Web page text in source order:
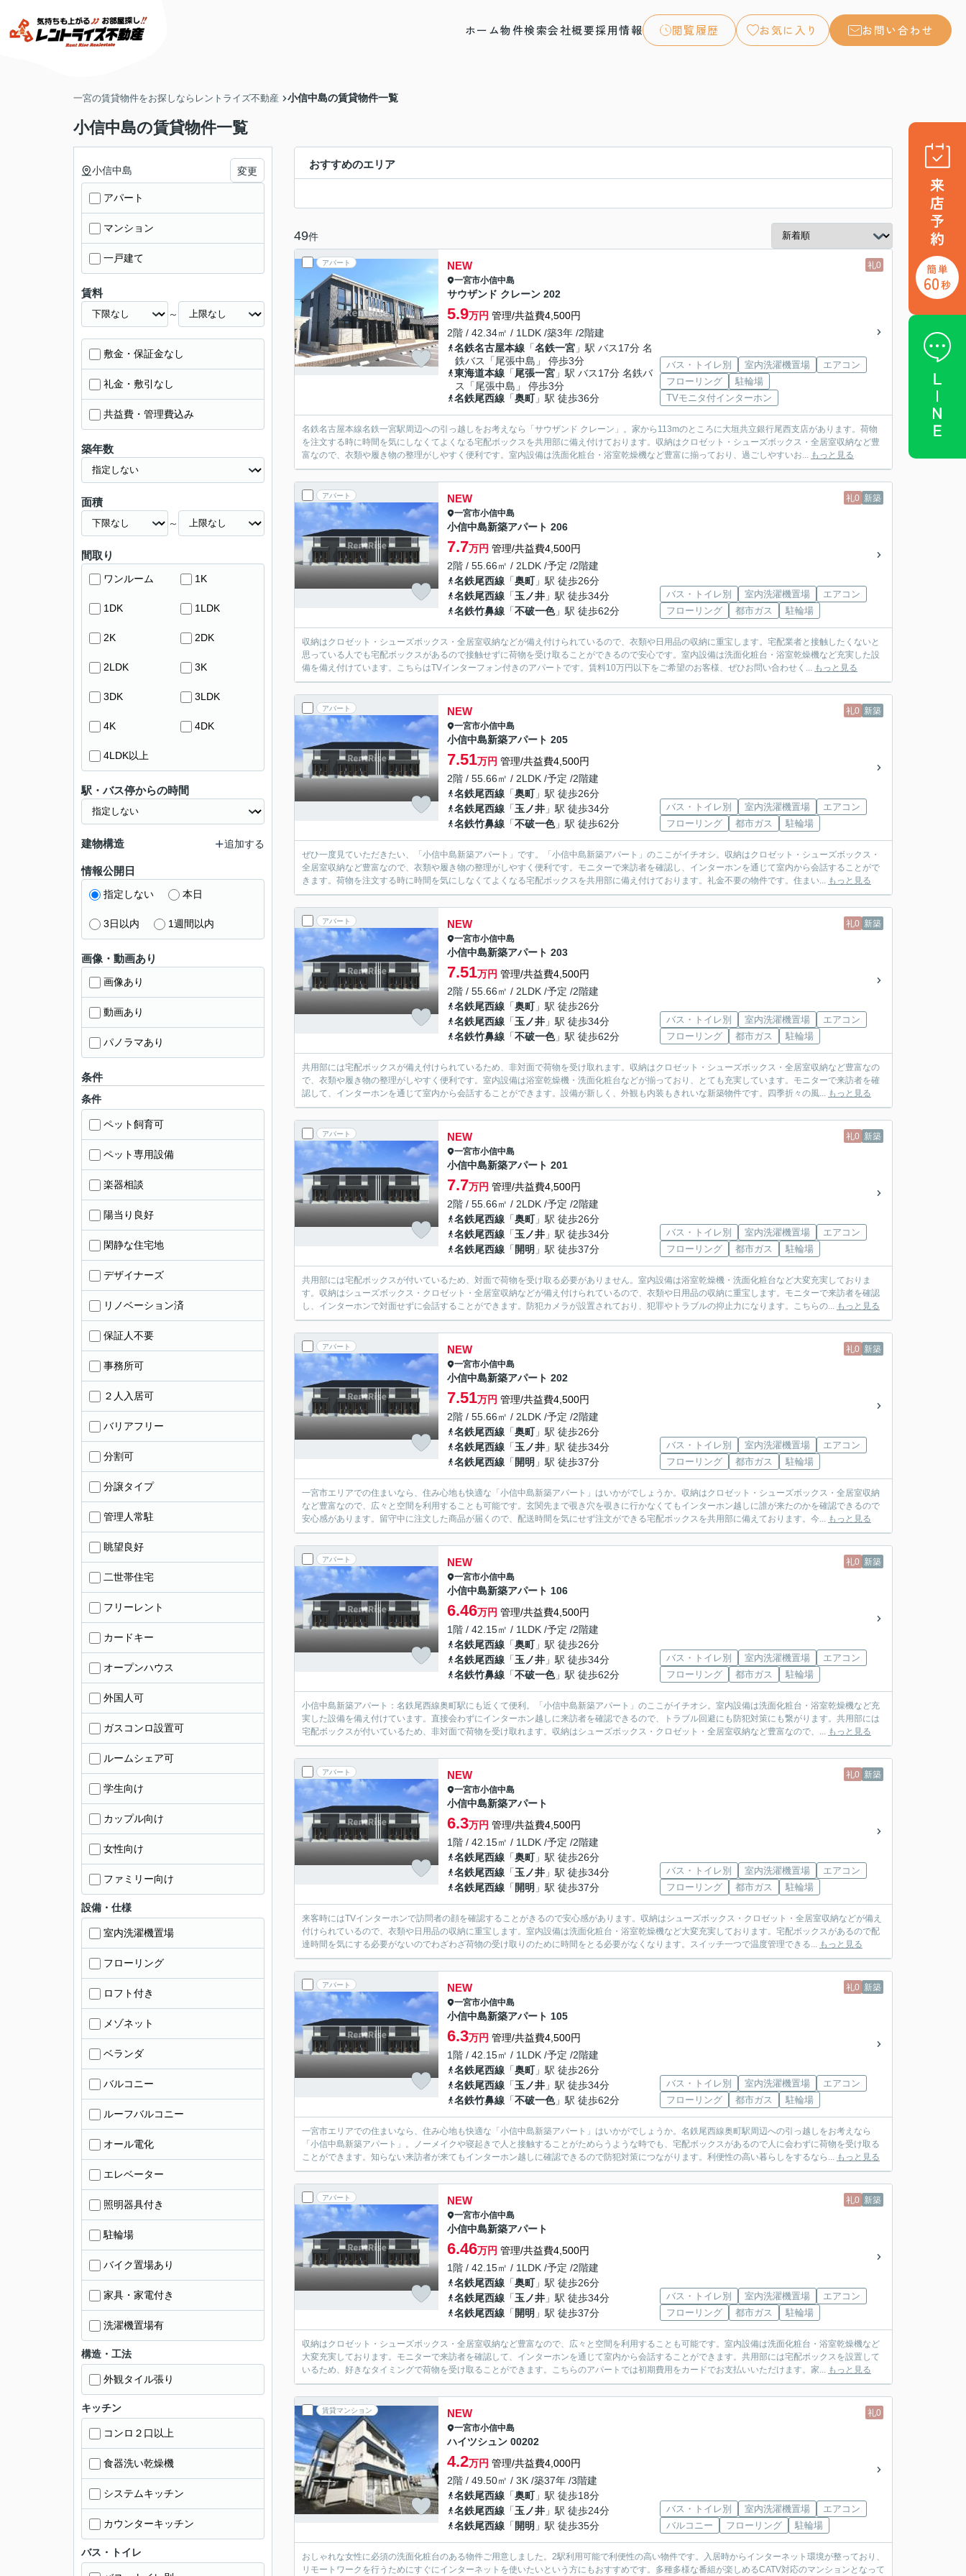
ホーム物件検索会社概要採用情報 閲覧履歴 お気に入り お問い合わせ
一宮の賃貸物件をお探しならレントライズ不動産 小信中島の賃貸物件一覧
小信中島の賃貸物件一覧
おすすめのエリア
49件
アパート 礼0
NEW
一宮市小信中島
サウザンド クレーン 202
5.9万円 管理/共益費4,500円
2階 / 42.34㎡ / 1LDK /築3年 /2階建
名鉄名古屋本線 「名鉄一宮 」駅 バス17分 名
鉄バス「尾張中島」 停歩3分
東海道本線 「尾張一宮 」駅 バス17分 名鉄バ
ス「尾張中島」 停歩3分
名鉄尾西線 「奥町」駅 徒歩36分
バス・トイレ別 室内洗濯機置場
エアコン
フローリング
駐輪場
TVモニタ付インターホン
名鉄名古屋本線名鉄一宮駅周辺への引っ越しをお考えなら「サウザンド クレーン」。家から113mのところに大垣共立銀行尾西支店があります。荷物
を注文する時に時間を気にしなくてよくなる宅配ボックスを共用部に備え付けております。収納はクロゼット・シューズボックス・全居室収納など豊
富なので、衣類や履き物の整理がしやすく便利です。室内設備は洗面化粧台・浴室乾燥機など豊富に揃っており、過ごしやすいお... もっと見る
アパート 礼0 新築
NEW
一宮市小信中島
小信中島新築アパート 206
7.7万円 管理/共益費4,500円
2階 / 55.66㎡ / 2LDK /予定 /2階建
名鉄尾西線 「奥町」駅 徒歩26分
名鉄尾西線 「玉ノ井 」駅 徒歩34分
名鉄竹鼻線 「不破一色」駅 徒歩62分
バス・トイレ別 室内洗濯機置場
エアコン
フローリング
都市ガス 駐輪場
収納はクロゼット・シューズボックス・全居室収納などが備え付けられているので、衣類や日用品の収納に重宝します。宅配業者と接触したくないと
思っている人でも宅配ボックスがあるので接触せずに荷物を受け取ることができるので安心です。室内設備は洗面化粧台・浴室乾燥機など充実した設
備を備え付けています。こちらはTVインターフォン付きのアパートです。賃料10万円以下をご希望のお客様、ぜひお問い合わせく... もっと見る
アパート 礼0 新築
NEW
一宮市小信中島
小信中島新築アパート 205
7.51万円 管理/共益費4,500円
2階 / 55.66㎡ / 2LDK /予定 /2階建
名鉄尾西線 「奥町」駅 徒歩26分
名鉄尾西線 「玉ノ井 」駅 徒歩34分
名鉄竹鼻線 「不破一色」駅 徒歩62分
バス・トイレ別 室内洗濯機置場
エアコン
フローリング
都市ガス 駐輪場
ぜひ一度見ていただきたい、「小信中島新築アパート」です。「小信中島新築アパート」のここがイチオシ。収納はクロゼット・シューズボックス・
全居室収納など豊富なので、衣類や履き物の整理がしやすく便利です。モニターで来訪者を確認し、インターホンを通じて室内から会話することがで
きます。荷物を注文する時に時間を気にしなくてよくなる宅配ボックスを共用部に備え付けております。礼金不要の物件です。住まい... もっと見る
アパート 礼0 新築
NEW
一宮市小信中島
小信中島新築アパート 203
7.51万円 管理/共益費4,500円
2階 / 55.66㎡ / 2LDK /予定 /2階建
名鉄尾西線 「奥町」駅 徒歩26分
名鉄尾西線 「玉ノ井 」駅 徒歩34分
名鉄竹鼻線 「不破一色」駅 徒歩62分
バス・トイレ別 室内洗濯機置場
エアコン
フローリング
都市ガス 駐輪場
共用部には宅配ボックスが備え付けられているため、非対面で荷物を受け取れます。収納はクロゼット・シューズボックス・全居室収納など豊富なの
で、衣類や履き物の整理がしやすく便利です。室内設備は浴室乾燥機・洗面化粧台などが揃っており、とても充実しています。モニターで来訪者を確
認して、インターホンを通じて室内から会話することができます。設備が新しく、外観も内装もきれいな新築物件です。四季折々の風... もっと見る
アパート 礼0 新築
NEW
一宮市小信中島
小信中島新築アパート 201
7.7万円 管理/共益費4,500円
2階 / 55.66㎡ / 2LDK /予定 /2階建
名鉄尾西線 「奥町」駅 徒歩26分
名鉄尾西線 「玉ノ井 」駅 徒歩34分
名鉄尾西線 「 開明 」駅 徒歩37分
バス・トイレ別 室内洗濯機置場
エアコン
フローリング
都市ガス 駐輪場
共用部には宅配ボックスが付いているため、対面で荷物を受け取る必要がありません。室内設備は浴室乾燥機・洗面化粧台など大変充実しておりま
す。収納はシューズボックス・クロゼット・全居室収納などが備え付けられているので、衣類や日用品の収納に重宝します。モニターで来訪者を確認
し、インターホンで対面せずに会話することができます。防犯カメラが設置されており、犯罪やトラブルの抑止力になります。こちらの... もっと見る
アパート 礼0 新築
NEW
一宮市小信中島
小信中島新築アパート 202
7.51万円 管理/共益費4,500円
2階 / 55.66㎡ / 2LDK /予定 /2階建
名鉄尾西線 「奥町」駅 徒歩26分
名鉄尾西線 「玉ノ井 」駅 徒歩34分
名鉄尾西線 「 開明 」駅 徒歩37分
バス・トイレ別 室内洗濯機置場
エアコン
フローリング
都市ガス 駐輪場
一宮市エリアでの住まいなら、住み心地も快適な「小信中島新築アパート」はいかがでしょうか。収納はクロゼット・シューズボックス・全居室収納
など豊富なので、広々と空間を利用することも可能です。玄関先まで覗き穴を覗きに行かなくてもインターホン越しに誰が来たのかを確認できるので
安心感があります。留守中に注文した商品が届くので、配送時間を気にせず注文ができる宅配ボックスを共用部に備えております。今... もっと見る
アパート 礼0 新築
NEW
一宮市小信中島
小信中島新築アパート 106
6.46万円 管理/共益費4,500円
1階 / 42.15㎡ / 1LDK /予定 /2階建
名鉄尾西線 「奥町」駅 徒歩26分
名鉄尾西線 「玉ノ井 」駅 徒歩34分
名鉄竹鼻線 「不破一色」駅 徒歩62分
バス・トイレ別 室内洗濯機置場
エアコン
フローリング
都市ガス 駐輪場
小信中島新築アパート：名鉄尾西線奥町駅にも近くて便利。「小信中島新築アパート」のここがイチオシ。室内設備は洗面化粧台・浴室乾燥機など充
実した設備を備え付けています。直接会わずにインターホン越しに来訪者を確認できるので、トラブル回避にも防犯対策にも繋がります。共用部には
宅配ボックスが付いているため、非対面で荷物を受け取れます。収納はシューズボックス・クロゼット・全居室収納など豊富なので、... もっと見る
アパート 礼0 新築
NEW
一宮市小信中島
小信中島新築アパート
6.3万円 管理/共益費4,500円
1階 / 42.15㎡ / 1LDK /予定 /2階建
名鉄尾西線 「奥町」駅 徒歩26分
名鉄尾西線 「玉ノ井 」駅 徒歩34分
名鉄尾西線 「 開明 」駅 徒歩37分
バス・トイレ別 室内洗濯機置場
エアコン
フローリング
都市ガス 駐輪場
来客時にはTVインターホンで訪問者の顔を確認することがきるので安心感があります。収納はシューズボックス・クロゼット・全居室収納などが備え
付けられているので、衣類や日用品の収納に重宝します。室内設備は洗面化粧台・浴室乾燥機など大変充実しております。宅配ボックスがあるので配
達時間を気にする必要がないのでわざわざ荷物の受け取りのために時間をとる必要がなくなります。スイッチ一つで温度管理できる... もっと見る
アパート 礼0 新築
NEW
一宮市小信中島
小信中島新築アパート 105
6.3万円 管理/共益費4,500円
1階 / 42.15㎡ / 1LDK /予定 /2階建
名鉄尾西線 「奥町」駅 徒歩26分
名鉄尾西線 「玉ノ井 」駅 徒歩34分
名鉄竹鼻線 「不破一色」駅 徒歩62分
バス・トイレ別 室内洗濯機置場
エアコン
フローリング
都市ガス 駐輪場
一宮市エリアでの住まいなら、住み心地も快適な「小信中島新築アパート」はいかがでしょうか。名鉄尾西線奥町駅周辺への引っ越しをお考えなら
「小信中島新築アパート」。ノーメイクや寝起きで人と接触することがためらうような時でも、宅配ボックスがあるので人に会わずに荷物を受け取る
ことができます。知らない来訪者が来てもインターホン越しに確認できるので防犯対策につながります。利便性の高い暮らしをするなら... もっと見る
アパート 礼0 新築
NEW
一宮市小信中島
小信中島新築アパート
6.46万円 管理/共益費4,500円
1階 / 42.15㎡ / 1LDK /予定 /2階建
名鉄尾西線 「奥町」駅 徒歩26分
名鉄尾西線 「玉ノ井 」駅 徒歩34分
名鉄尾西線 「 開明 」駅 徒歩37分
バス・トイレ別 室内洗濯機置場
エアコン
フローリング
都市ガス 駐輪場
収納はクロゼット・シューズボックス・全居室収納など豊富なので、広々と空間を利用することも可能です。室内設備は洗面化粧台・浴室乾燥機など
大変充実しております。モニターで来訪者を確認して、インターホンを通じて室内から会話することができます。共用部には宅配ボックスを設置して
いるため、好きなタイミングで荷物を受け取ることができます。こちらのアパートでは初期費用をカードでお支払いいただけます。家... もっと見る
賃貸マンション 礼0
NEW
一宮市小信中島
ハイツシュン 00202
4.2万円 管理/共益費4,000円
2階 / 49.50㎡ / 3K /築37年 /3階建
名鉄尾西線 「奥町」駅 徒歩18分
名鉄尾西線 「玉ノ井 」駅 徒歩24分
名鉄尾西線 「 開明 」駅 徒歩35分
バス・トイレ別 室内洗濯機置場
エアコン
バルコニー
フローリング 駐輪場
おしゃれな女性に必須の洗面化粧台のある物件ご用意しました。2駅利用可能で利便性の高い物件です。入居時からインターネット環境が整っており、
リモートワークを行うためにすぐにインターネットを使いたいという方にもおすすめです。多種多様な番組が楽しめるCATV対応のマンションとなって
小信中島 変更
アパート
マンション
一戸建て
賃料
～
敷金・保証金なし
礼金・敷引なし
共益費・管理費込み
築年数
面積
～
間取り
ワンルーム 1K
1DK 1LDK
2K 2DK
2LDK 3K
3DK 3LDK
4K 4DK
4LDK以上
駅・バス停からの時間
建物構造 追加する
情報公開日
指定しない 本日
3日以内 1週間以内
画像・動画あり
画像あり
動画あり
パノラマあり
条件
条件
ペット飼育可
ペット専用設備
楽器相談
陽当り良好
閑静な住宅地
デザイナーズ
リノベーション済
保証人不要
事務所可
２人入居可
バリアフリー
分割可
分譲タイプ
管理人常駐
眺望良好
二世帯住宅
フリーレント
カードキー
オープンハウス
外国人可
ガスコンロ設置可
ルームシェア可
学生向け
カップル向け
女性向け
ファミリー向け
設備・仕様
室内洗濯機置場
フローリング
ロフト付き
メゾネット
ベランダ
バルコニー
ルーフバルコニー
オール電化
エレベーター
照明器具付き
駐輪場
バイク置場あり
家具・家電付き
洗濯機置場有
構造・工法
外観タイル張り
キッチン
コンロ２口以上
食器洗い乾燥機
システムキッチン
カウンターキッチン
バス・トイレ